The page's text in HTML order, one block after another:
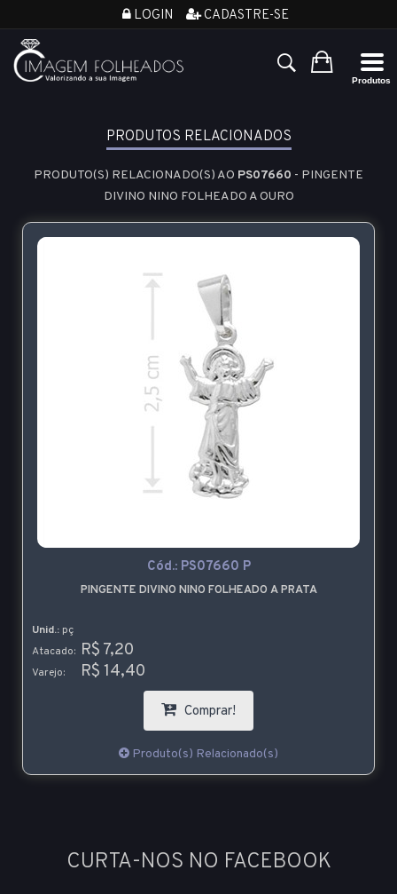
LOGIN CADASTRE-SE
PRODUTOS RELACIONADOS
PRODUTO(S) RELACIONADO(S) AO PS07660 - PINGENTE
DIVINO NINO FOLHEADO A OURO
Cód.: PS07660 P
PINGENTE DIVINO NINO FOLHEADO A PRATA
Unid.: pç
Atacado: R$ 7,20
Varejo: R$ 14,40
Comprar!
Produto(s) Relacionado(s)
CURTA-NOS NO FACEBOOK